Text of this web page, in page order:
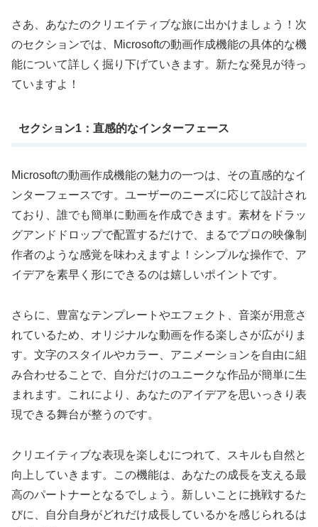
さあ、あなたのクリエイティブな旅に出かけましょう！次
のセクションでは、Microsoftの動画作成機能の具体的な機
能について詳しく掘り下げていきます。新たな発見が待っ
ていますよ！
セクション1：直感的なインターフェース
Microsoftの動画作成機能の魅力の一つは、その直感的なイ
ンターフェースです。ユーザーのニーズに応じて設計され
ており、誰でも簡単に動画を作成できます。素材をドラッ
グアンドドロップで配置するだけで、まるでプロの映像制
作者のような感覚を味わえますよ！シンプルな操作で、ア
イデアを素早く形にできるのは嬉しいポイントです。
さらに、豊富なテンプレートやエフェクト、音楽が用意さ
れているため、オリジナルな動画を作る楽しさが広がりま
す。文字のスタイルやカラー、アニメーションを自由に組
み合わせることで、自分だけのユニークな作品が簡単に生
まれます。これにより、あなたのアイデアを思いっきり表
現できる舞台が整うのです。
クリエイティブな表現を楽しむにつれて、スキルも自然と
向上していきます。この機能は、あなたの成長を支える最
高のパートナーとなるでしょう。新しいことに挑戦するた
びに、自分自身がどれだけ成長しているかを感じられるは